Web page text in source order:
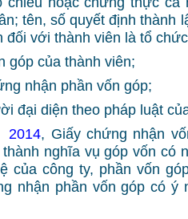
tên, số quyết định thành
đối với thành viên là tổ
góp của thành viên;
nhận phần vốn góp;
đại diện theo pháp luật
2014, Giấy chứng nhận
nghĩa vụ góp vốn có
của công ty, phần vốn
nhận phần vốn góp có ý